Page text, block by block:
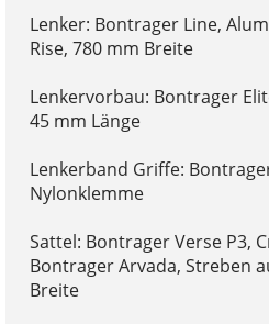
Lenker: Bontrager Line,
Rise, 780 mm Breite
Lenkervorbau: Bontrager
45 mm Länge
Lenkerband Griffe:
Nylonklemme
Sattel: Bontrager Verse P3,
Bontrager Arvada, Streben
Breite